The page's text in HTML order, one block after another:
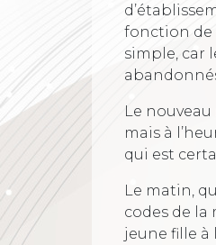
fonction de
simple, car
Le
mais à
qui est
Le matin,
codes de la
jeune fille à